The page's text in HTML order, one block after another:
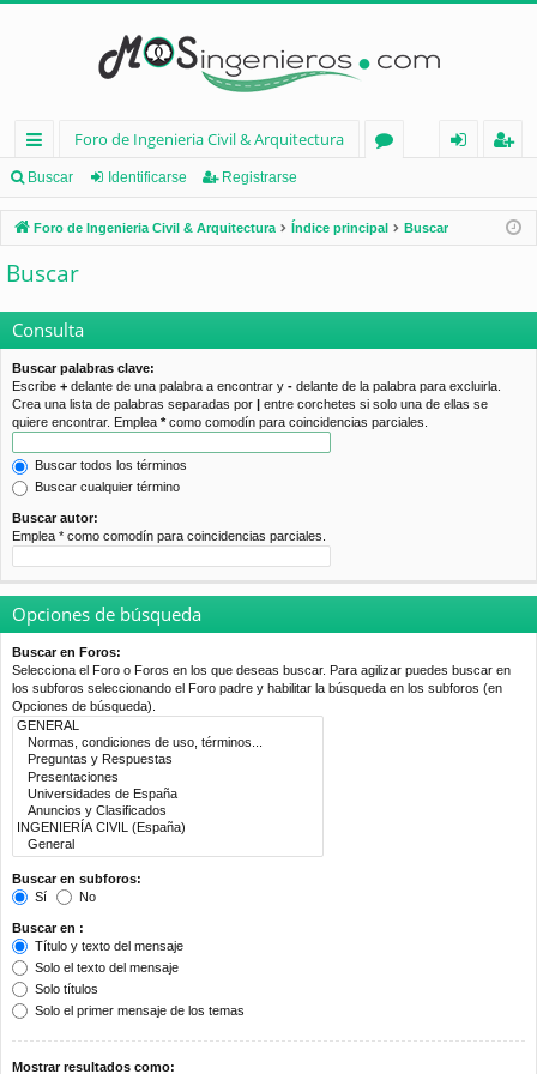
nl
ac
es
rá
pi
d
os
Foro de Ingenieria Civil & Arquitectura
os
nt
ifi
ist
ra
Buscar Identificarse Registrarse
Foro de Ingenieria Civil & Arquitectura Índice principal Buscar
Buscar
Consulta
Buscar palabras clave:
Escribe + delante de una palabra a encontrar y - delante de la palabra para excluirla.
Crea una lista de palabras separadas por | entre corchetes si solo una de ellas se
quiere encontrar. Emplea *como comodín para coincidencias parciales.
Buscar todos los términos
Buscar cualquier término
Buscar autor:
Emplea * como comodín para coincidencias parciales.
Opciones de búsqueda
Buscar en Foros:
Selecciona el Foro o Foros en los que deseas buscar. Para agilizar puedes buscar en
los subforos seleccionando el Foro padre y habilitar la búsqueda en los subforos (en
Opciones de búsqueda).
Buscar en subforos:
Sí
No
Buscar en :
Título y texto del mensaje
Solo el texto del mensaje
Solo títulos
Solo el primer mensaje de los temas
Mostrar resultados como: